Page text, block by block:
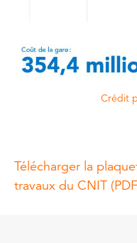
Crédit
Télécharger la
travaux du CNIT